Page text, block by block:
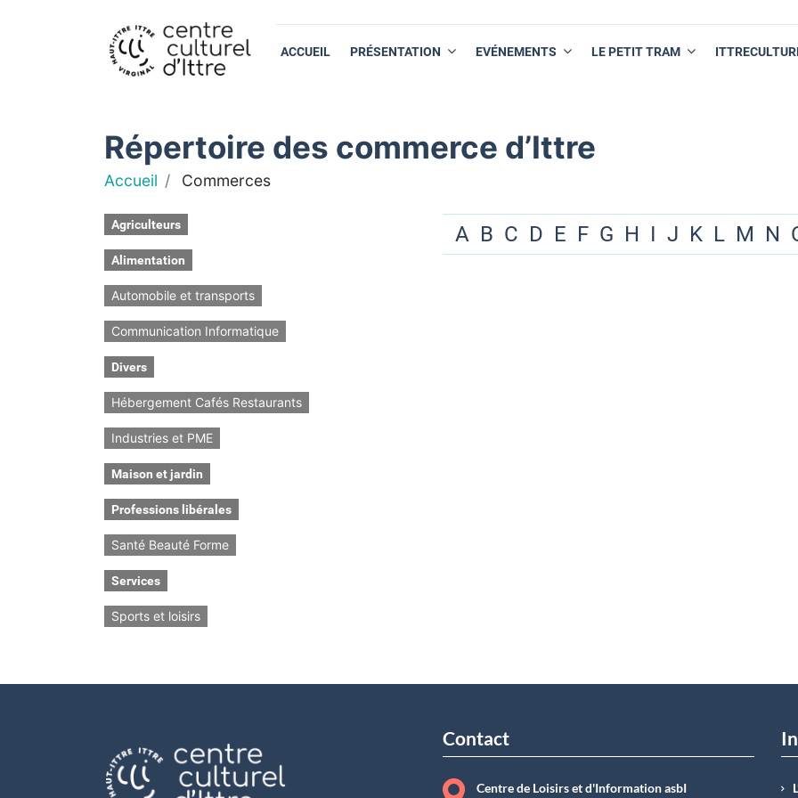
ACCUEIL PRÉSENTATION EVÉNEMENTS LE PETIT TRAM
Répertoire des commerce d’Ittre
Accueil Commerces
Agriculteurs
Alimentation
Automobile et transports
Communication Informatique
Divers
Hébergement Cafés Restaurants
Industries et PME
Maison et jardin
Professions libérales
Santé Beauté Forme
Services
Sports et loisirs
A B C D E F G H I J K L M N
Contact
Centre de Loisirs et d'Information asbI